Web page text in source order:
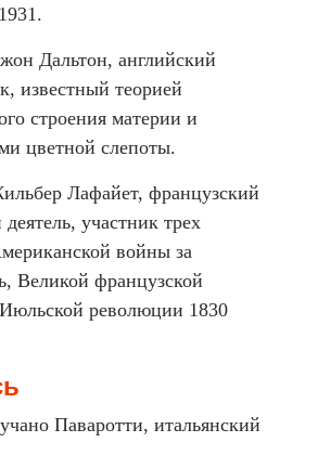
Дальтон, английский
известный теорией
строения материи и
цветной слепоты.
Лафайет, французский
участник трех
войны за
Великой французской
революции 1830
Паваротти, итальянский